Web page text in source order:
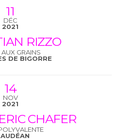
11
DÉC
2021
RIZZO
AUX GRAINS
DE BIGORRE
14
NOV
2021
CHAFER